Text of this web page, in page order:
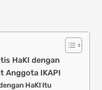
HaKI dengan
Anggota IKAPI
HaKI Itu